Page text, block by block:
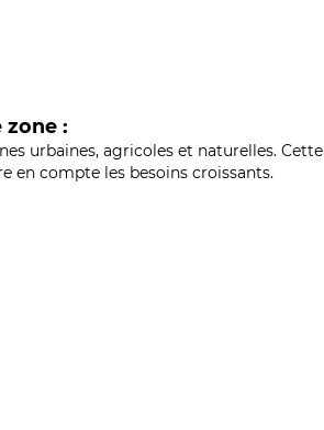
zone :
urbaines, agricoles et naturelles. Cette
compte les besoins croissants.